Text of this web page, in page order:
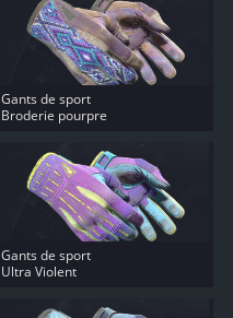
Gants de sport
Broderie pourpre
Gants de sport
Ultra Violent